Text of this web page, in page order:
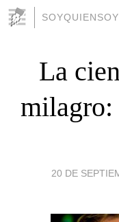
La
milagro:
20 DE